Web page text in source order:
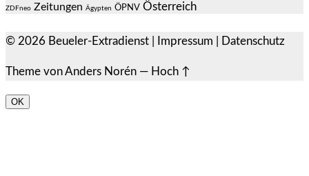
ZDFneo Zeitungen Ägypten ÖPNV Österreich
© 2026 Beueler-Extradienst Impressum Datenschutz
Theme vonAnders Norén — Hoch ↑
OK